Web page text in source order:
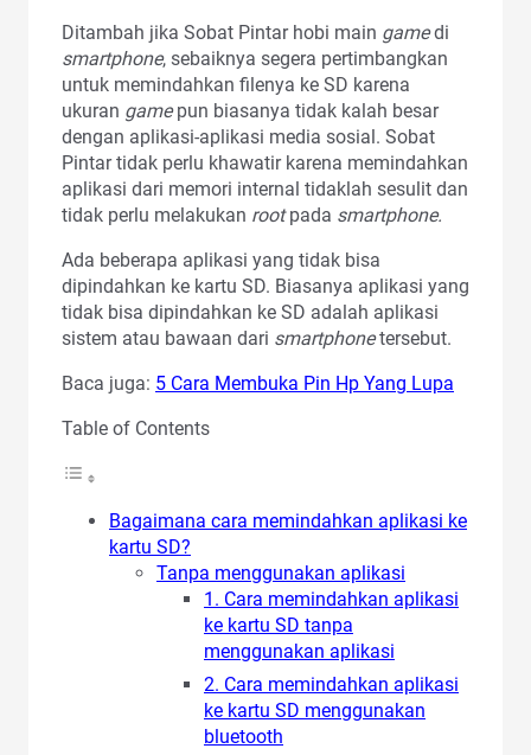
Ditambah jika Sobat Pintar hobi main gamedi
smartphone, sebaiknya segera pertimbangkan
untuk memindahkan filenya ke SD karena
ukuran gamepun biasanya tidak kalah besar
dengan aplikasi-aplikasi media sosial. Sobat
Pintar tidak perlu khawatir karena memindahkan
aplikasi dari memori internal tidaklah sesulit dan
tidak perlu melakukan rootpada smartphone.
Ada beberapa aplikasi yang tidak bisa
dipindahkan ke kartu SD. Biasanya aplikasi yang
tidak bisa dipindahkan ke SD adalah aplikasi
sistem atau bawaan dari smartphonetersebut.
Baca juga: 5 Cara Membuka Pin Hp Yang Lupa
Table of Contents
Bagaimana cara memindahkan aplikasi ke
kartu SD?
Tanpa menggunakan aplikasi
1. Cara memindahkan aplikasi
ke kartu SD tanpa
menggunakan aplikasi
2. Cara memindahkan aplikasi
ke kartu SD menggunakan
bluetooth